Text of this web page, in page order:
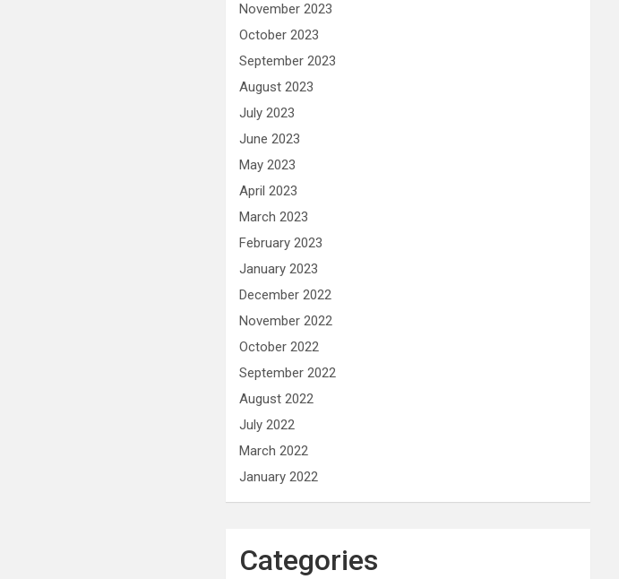
November 2023
October 2023
September 2023
August 2023
July 2023
June 2023
May 2023
April 2023
March 2023
February 2023
January 2023
December 2022
November 2022
October 2022
September 2022
August 2022
July 2022
March 2022
January 2022
Categories